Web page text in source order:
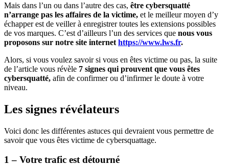
Mais dans l’un ou dans l’autre des cas, être cybersquatté
n’arrange pas les affaires de la victime, et le meilleur moyen d’y
échapper est de veiller à enregistrer toutes les extensions possibles
de vos marques. C’est d’ailleurs l’un des services que nous vous
proposons sur notre site internet https://www.lws.fr.
Alors, si vous voulez savoir si vous en êtes victime ou pas, la suite
de l’article vous révèle 7 signes qui prouvent que vous êtes
cybersquatté, afin de confirmer ou d’infirmer le doute à votre
niveau.
Les signes révélateurs
Voici donc les différentes astuces qui devraient vous permettre de
savoir que vous êtes victime de cybersquattage.
1 – Votre trafic est détourné